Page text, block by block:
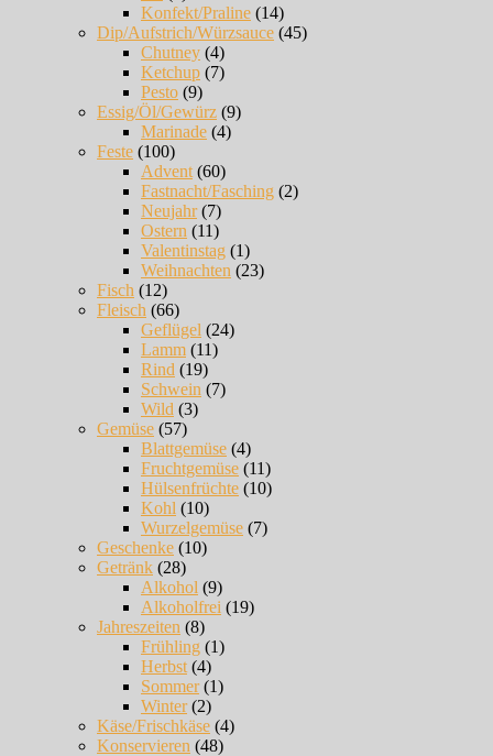
Konfekt/Praline (14)
Dip/Aufstrich/Würzsauce (45)
Chutney (4)
Ketchup (7)
Pesto (9)
Essig/Öl/Gewürz (9)
Marinade (4)
Feste (100)
Advent (60)
Fastnacht/Fasching (2)
Neujahr(7)
Ostern (11)
Valentinstag (1)
Weihnachten (23)
Fisch (12)
Fleisch (66)
Geflügel (24)
Lamm (11)
Rind (19)
Schwein (7)
Wild (3)
Gemüse (57)
Blattgemüse (4)
Fruchtgemüse (11)
Hülsenfrüchte (10)
Kohl (10)
Wurzelgemüse (7)
Geschenke (10)
Getränk (28)
Alkohol (9)
Alkoholfrei (19)
Jahreszeiten (8)
Frühling (1)
Herbst (4)
Sommer(1)
Winter(2)
Käse/Frischkäse (4)
Konservieren (48)